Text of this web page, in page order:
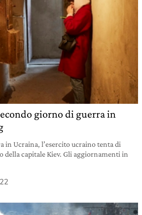
giorno di guerra in
in Ucraina, l’esercito ucraino tenta di
della capitale Kiev. Gli aggiornamenti in